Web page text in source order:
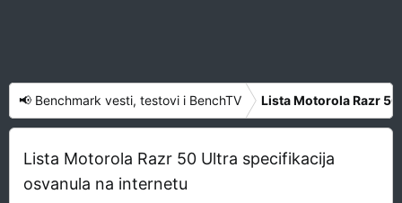
📢 Benchmark vesti, testovi i BenchTV Lista Motorola Razr
Lista Motorola Razr 50 Ultra specifikacija
osvanula na internetu